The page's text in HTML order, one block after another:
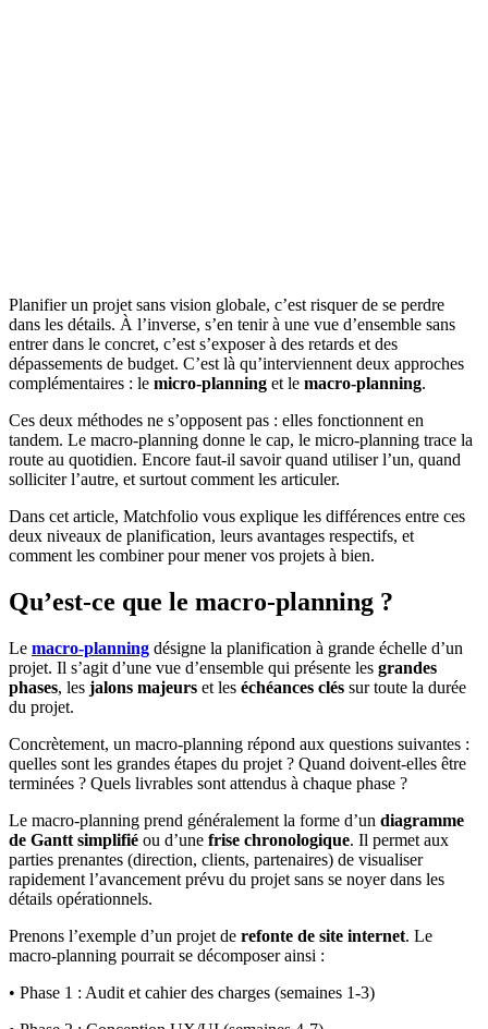
Planifier un projet sans vision globale, c’est risquer de se perdre
dans les détails. À l’inverse, s’en tenir à une vue d’ensemble sans
entrer dans le concret, c’est s’exposer à des retards et des
dépassements de budget. C’est là qu’interviennent deux approches
complémentaires : le micro-planning et le macro-planning.
Ces deux méthodes ne s’opposent pas : elles fonctionnent en
tandem. Le macro-planning donne le cap, le micro-planning trace la
route au quotidien. Encore faut-il savoir quand utiliser l’un, quand
solliciter l’autre, et surtout comment les articuler.
Dans cet article, Matchfolio vous explique les différences entre ces
deux niveaux de planification, leurs avantages respectifs, et
comment les combiner pour mener vos projets à bien.
Qu’est-ce que le macro-planning ?
Le macro-planning désigne la planification à grande échelle d’un
projet. Il s’agit d’une vue d’ensemble qui présente les grandes
phases, les jalons majeurs et les échéances clés sur toute la durée
du projet.
Concrètement, un macro-planning répond aux questions suivantes :
quelles sont les grandes étapes du projet ? Quand doivent-elles être
terminées ? Quels livrables sont attendus à chaque phase ?
Le macro-planning prend généralement la forme d’un diagramme
de Gantt simplifié ou d’une frise chronologique. Il permet aux
parties prenantes (direction, clients, partenaires) de visualiser
rapidement l’avancement prévu du projet sans se noyer dans les
détails opérationnels.
Prenons l’exemple d’un projet de refonte de site internet. Le
macro-planning pourrait se décomposer ainsi :
• Phase 1 : Audit et cahier des charges (semaines 1-3)